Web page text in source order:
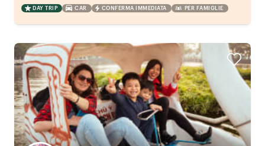
DAY TRIP CAR CONFERMA IMMEDIATA PER FAMIGLIE